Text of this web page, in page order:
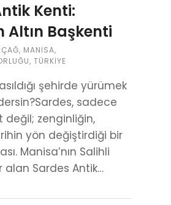
Kenti:
Altın Başkenti
ÇAĞ, MANISA,
, TÜRKIYE
şehirde yürümek
sadece
değil; zenginliğin,
yön değiştirdiği bir
Manisa’nın Salihli
alan Sardes Antik…